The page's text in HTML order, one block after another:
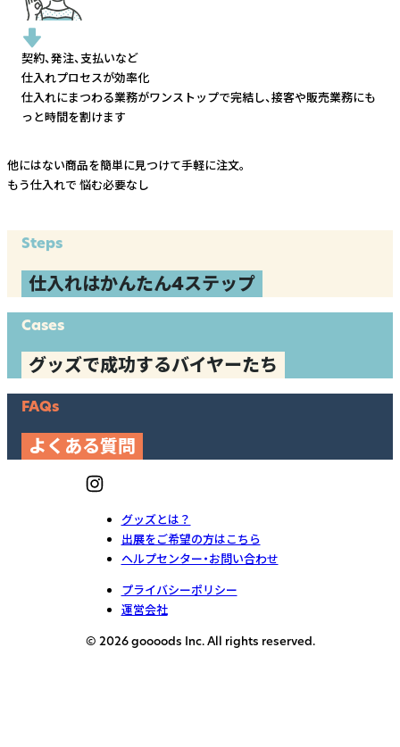
契約、発注、支払いなど
仕入れプロセスが効率化
仕入れにまつわる業務がワンストップで完結し、接客や販売業務にも
っと時間を割けます
他にはない商品を簡単に見つけて手軽に注文。
もう仕入れで 悩む必要なし
Steps
仕入れはかんたん4ステップ
Cases
グッズで成功するバイヤーたち
FAQs
よくある質問
グッズとは？
出展をご希望の方はこちら
ヘルプセンター・お問い合わせ
プライバシーポリシー
運営会社
© 2026 goooods Inc. All rights reserved.